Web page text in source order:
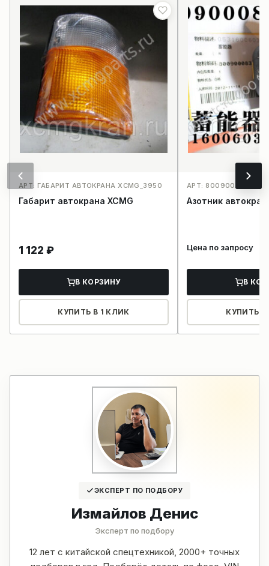
АРТ: ГАБАРИТ АВТОКРАНА XCMG_3950
Габарит автокрана XCMG
1 122 ₽
В КОРЗИНУ
КУПИТЬ В 1 КЛИК
АРТ:
Азотник
Цена по запросу
В
КУПИТЬ В
ЭКСПЕРТ ПО ПОДБОРУ
Измайлов Денис
Эксперт по подбору
12 лет с китайской спецтехникой, 2000+ точных